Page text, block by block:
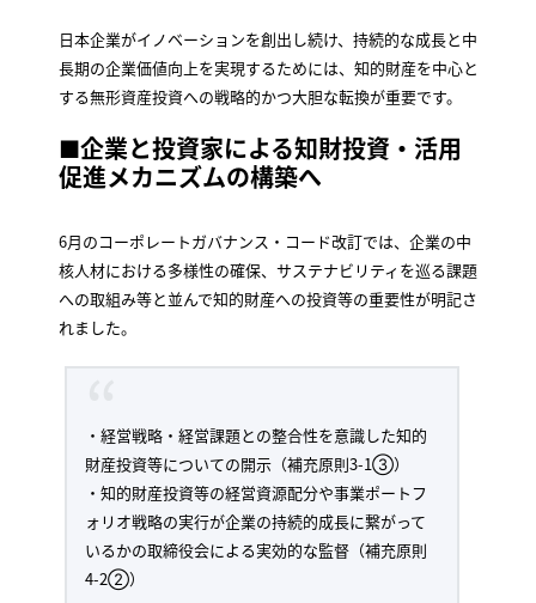
日本企業がイノベーションを創出し続け、持続的な成長と中
長期の企業価値向上を実現するためには、知的財産を中心と
する無形資産投資への戦略的かつ大胆な転換が重要です。
■企業と投資家による知財投資・活用
促進メカニズムの構築へ
6月のコーポレートガバナンス・コード改訂では、企業の中
核人材における多様性の確保、サステナビリティを巡る課題
への取組み等と並んで知的財産への投資等の重要性が明記さ
れました。
・経営戦略・経営課題との整合性を意識した知的
財産投資等についての開示（補充原則3-1③）
・知的財産投資等の経営資源配分や事業ポートフ
ォリオ戦略の実行が企業の持続的成長に繋がって
いるかの取締役会による実効的な監督（補充原則
4-2②）